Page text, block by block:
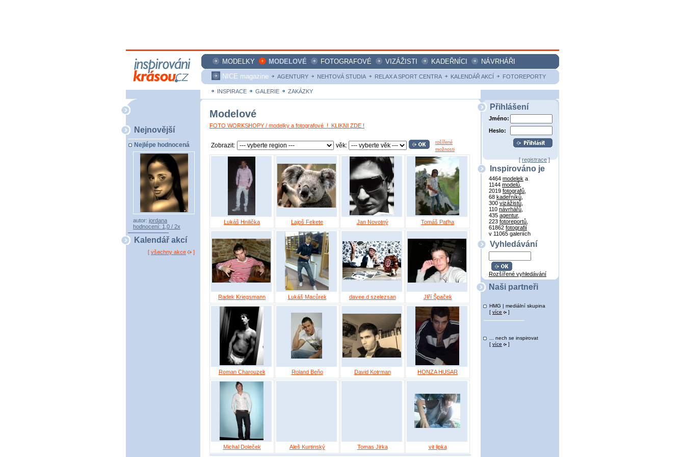
MODELKY MODELOVÉ FOTOGRAFOVÉ VIZÁŽISTI KADEŘNÍCI
NÁVRHÁŘI
NICE magazine
AGENTURY NEHTOVÁ STUDIA RELAX A SPORT CENTRA KALENDÁŘ AKCÍ FOTOREPORTY
INSPIRACE GALERIE ZAKÁZKY
Nejnovější
Nejlépe hodnocená
autor: jordana
hodnocení: 1,0 / 2x
Kalendář akcí
[ všechny akce ]
Modelové
FOTO WORKSHOPY / modelky a fotografové ! KLIKNI ZDE !
Zobrazit: věk:
rošířené
možnosti
Lukáš Hnilička Lajoš Fekete Jan Novotný Tomáš Paťha
Radek Kriegsmann Lukáš Macůrek davee.d szelezsan JIří Špaček
Roman Charouzek Roland Beňo David Kotrman HONZA HUSAR
Michal Doleček Aleš Kurtinský Tomas Jirka vit lipka
Přihlášení
Jméno:
Heslo:
[registrace]
Inspirováno je
4464 modelek a
1144 modelů
2019 fotografů
68 kadeřníků
300 vizážistů
110 návrhářů
435 agentur,
223 fotoreportů
61862 fotografií
v 11065 galeriích
Vyhledávání
Rozšířené vyhledávání
Naši partneři
HMG | mediální skupina
[ více ]
... nech se inspirovat
[ více ]